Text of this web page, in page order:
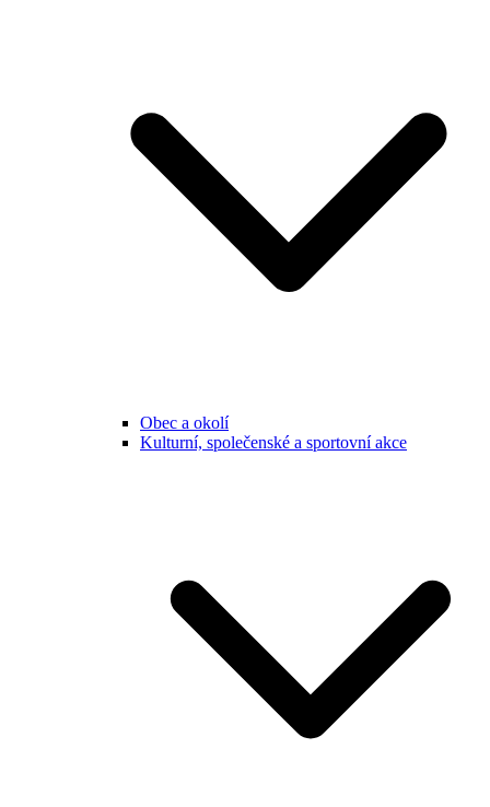
Obec a okolí
Kulturní, společenské a sportovní akce